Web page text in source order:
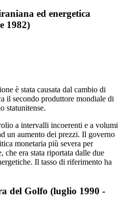
ed energetica
1982)
è stata causata dal cambio di
il secondo produttore mondiale di
statunitense.
a intervalli incoerenti e a volumi
un aumento dei prezzi. Il governo
monetaria più severa per
era stata riportata dalle due
Il tasso di riferimento ha
del Golfo (luglio 1990 -